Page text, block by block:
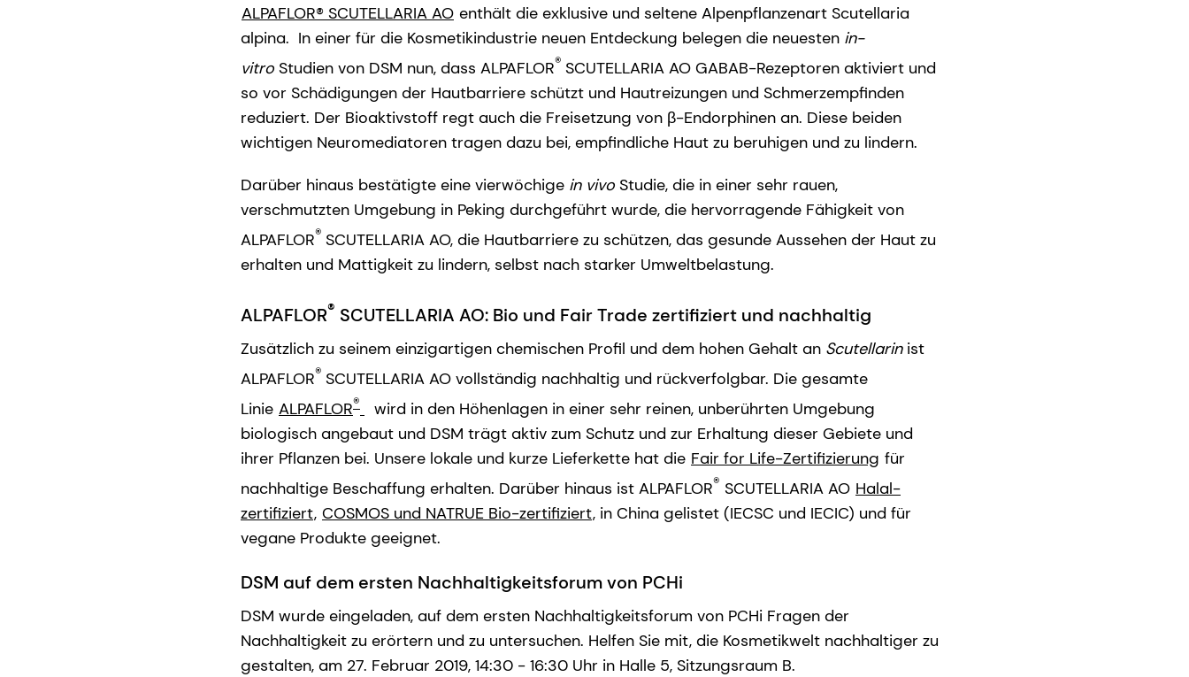
ALPAFLOR® SCUTELLARIA AO enthält die exklusive und seltene Alpenpflanzenart Scutellaria
alpina. In einer für die Kosmetikindustrie neuen Entdeckung belegen die neuesten in-
vitro Studien von DSM nun, dass ALPAFLOR® SCUTELLARIA AO GABAB-Rezeptoren aktiviert und
so vor Schädigungen der Hautbarriere schützt und Hautreizungen und Schmerzempfinden
reduziert. Der Bioaktivstoff regt auch die Freisetzung von β-Endorphinen an. Diese beiden
wichtigen Neuromediatoren tragen dazu bei, empfindliche Haut zu beruhigen und zu lindern.
Darüber hinaus bestätigte eine vierwöchige in vivo Studie, die in einer sehr rauen,
verschmutzten Umgebung in Peking durchgeführt wurde, die hervorragende Fähigkeit von
ALPAFLOR® SCUTELLARIA AO, die Hautbarriere zu schützen, das gesunde Aussehen der Haut zu
erhalten und Mattigkeit zu lindern, selbst nach starker Umweltbelastung.
ALPAFLOR® SCUTELLARIA AO: Bio und Fair Trade zertifiziert und nachhaltig
Zusätzlich zu seinem einzigartigen chemischen Profil und dem hohen Gehalt an Scutellarinist
ALPAFLOR® SCUTELLARIA AO vollständig nachhaltig und rückverfolgbar. Die gesamte
Linie ALPAFLOR®
wird in den Höhenlagen in einer sehr reinen, unberührten Umgebung
biologisch angebaut und DSM trägt aktiv zum Schutz und zur Erhaltung dieser Gebiete und
ihrer Pflanzen bei. Unsere lokale und kurze Lieferkette hat die Fair for Life-Zertifizierung für
nachhaltige Beschaffung erhalten. Darüber hinaus ist ALPAFLOR® SCUTELLARIA AO Halal-
zertifiziert, COSMOS und NATRUE Bio-zertifiziert, in China gelistet (IECSC und IECIC) und für
vegane Produkte geeignet.
DSM auf dem ersten Nachhaltigkeitsforum von PCHi
DSM wurde eingeladen, auf dem ersten Nachhaltigkeitsforum von PCHi Fragen der
Nachhaltigkeit zu erörtern und zu untersuchen. Helfen Sie mit, die Kosmetikwelt nachhaltiger zu
gestalten, am 27. Februar 2019, 14:30 - 16:30 Uhr in Halle 5, Sitzungsraum B.